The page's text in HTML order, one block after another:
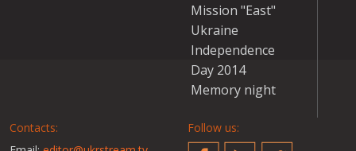
Mission "East"
Ukraine
Independence
Day 2014
Memory night
Contacts:
Follow us: